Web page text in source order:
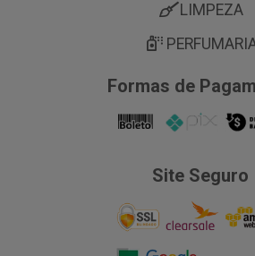
LIMPEZA
Formas de
Site Seguro